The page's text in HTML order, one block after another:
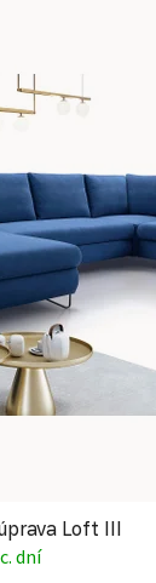
Loft III
dní